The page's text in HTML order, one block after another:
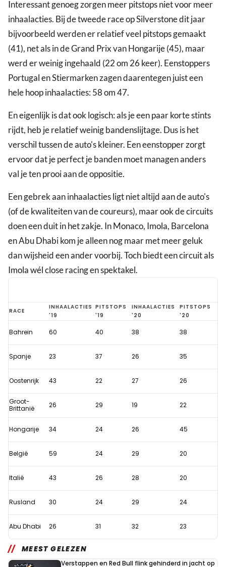
Interessant genoeg zorgen meer pitstops niet voor meer
inhaalacties. Bij de tweede race op Silverstone dit jaar
bijvoorbeeld werden er relatief veel pitstops gemaakt
(41), net als in de Grand Prix van Hongarije (45), maar
werd er weinig ingehaald (22 om 26 keer). Eenstoppers
Portugal en Stiermarken zagen daarentegen juist een
hele hoop inhaalacties: 58 om 47.
En eigenlijk is dat ook logisch: als je een paar korte stints
rijdt, heb je relatief weinig bandenslijtage. Dus is het
verschil tussen de auto's kleiner. Een eenstopper zorgt
ervoor dat je perfect je banden moet managen anders
val je ten prooi aan de oppositie.
Een gebrek aan inhaalacties ligt niet altijd aan de auto's
(of de kwaliteiten van de coureurs), maar ook de circuits
doen een duit in het zakje. In Monaco, Imola, Barcelona
en Abu Dhabi kom je alleen nog maar met meer geluk
dan wijsheid een ander voorbij. Toch biedt een circuit als
Imola wél close racing en spektakel.
Waarom
er
in
2020
werd
ingehaald
(en
geen
probleem
is)
RACE
INHAALACTIES
'19
PITSTOPS
'19
INHAALACTIES
'20
PITSTOPS
'20
Bahrein 60 40 38 38
Spanje 23 37 26 35
Oostenrijk 43 22 27 26
Groot-
Brittanië
26 29 19 22
Hongarije 34 24 26 45
België 59 24 29 20
Italië 43 26 28 20
Rusland 30 24 29 24
Abu Dhabi 26 31 32 23
MEEST GELEZEN
Verstappen en Red Bull flink gehinderd in jacht op